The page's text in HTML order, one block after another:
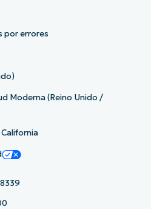
por errores
Moderna (Reino Unido /